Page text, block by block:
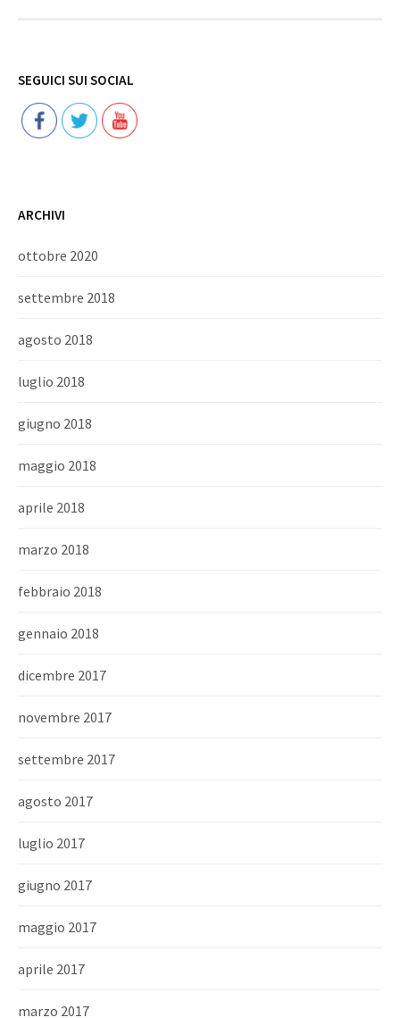
SEGUICI SUI SOCIAL
ARCHIVI
ottobre 2020
settembre 2018
agosto 2018
luglio 2018
giugno 2018
maggio 2018
aprile 2018
marzo 2018
febbraio 2018
gennaio 2018
dicembre 2017
novembre 2017
settembre 2017
agosto 2017
luglio 2017
giugno 2017
maggio 2017
aprile 2017
marzo 2017